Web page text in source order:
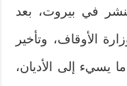
في بيروت، بعد
الأوقاف، وتأخير
يسيء إلى الأديان،